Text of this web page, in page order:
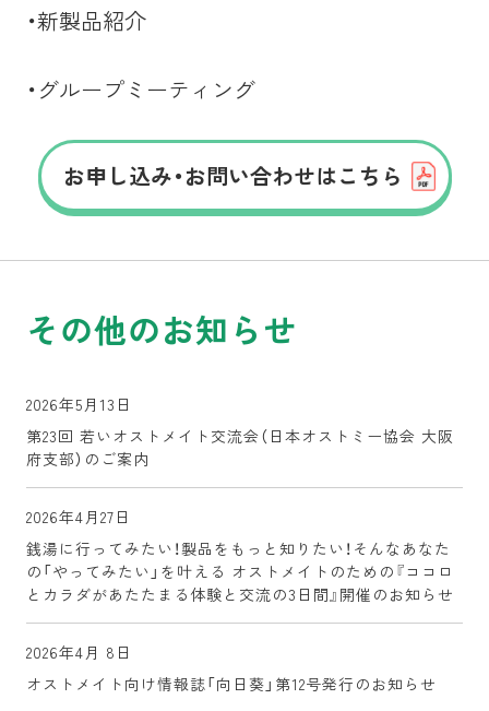
・新製品紹介
・グループミーティング
お申し込み・お問い合わせはこちら
その他のお知らせ
2026年5月13日
第23回 若いオストメイト交流会（日本オストミー協会 大阪
府支部）のご案内
2026年4月27日
銭湯に行ってみたい！製品をもっと知りたい！そんなあなた
の「やってみたい」を叶える オストメイトのための『ココロ
とカラダがあたたまる体験と交流の3日間』開催のお知らせ
2026年4月 8日
オストメイト向け情報誌「向日葵」第12号発行のお知らせ